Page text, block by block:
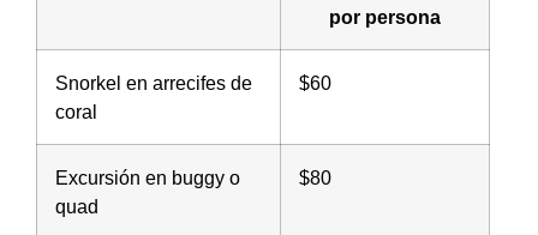
por persona
Snorkel en arrecifes de
coral
$60
Excursión en buggy o
quad
$80